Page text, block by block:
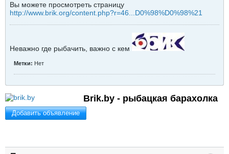
Вы можете просмотреть страницу
http://www.brik.org/content.php?r=46...D0%98%D0%98%21
Неважно где рыбачить, важно с кем
Метки: Нет
Brik.by - рыбацкая барахолка
Добавить объявление